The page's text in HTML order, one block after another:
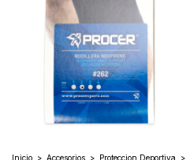
Inicio > Accesorios > Proteccion Deportiva >